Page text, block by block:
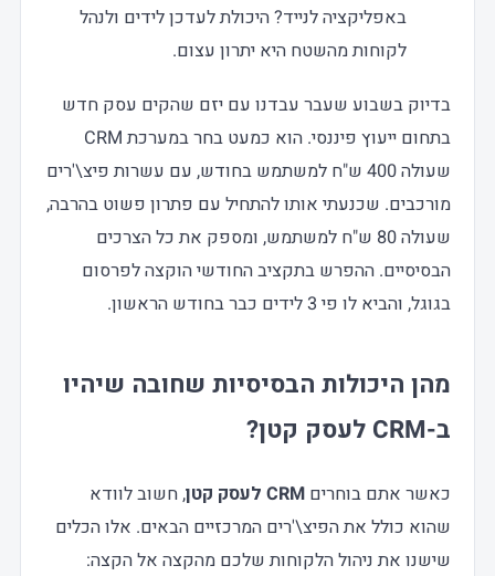
באפליקציה לנייד? היכולת לעדכן לידים ולנהל
לקוחות מהשטח היא יתרון עצום.
בדיוק בשבוע שעבר עבדנו עם יזם שהקים עסק חדש
בתחום ייעוץ פיננסי. הוא כמעט בחר במערכת CRM
שעולה 400 ש"ח למשתמש בחודש, עם עשרות פיצ\'רים
מורכבים. שכנעתי אותו להתחיל עם פתרון פשוט בהרבה,
שעולה 80 ש"ח למשתמש, ומספק את כל הצרכים
הבסיסיים. ההפרש בתקציב החודשי הוקצה לפרסום
בגוגל, והביא לו פי 3 לידים כבר בחודש הראשון.
מהן היכולות הבסיסיות שחובה שיהיו
ב-CRM לעסק קטן ?
כאשר אתם בוחריםCRM לעסק קטן
, חשוב לוודא
שהוא כולל את הפיצ\'רים המרכזיים הבאים. אלו הכלים
שישנו את ניהול הלקוחות שלכם מהקצה אל הקצה: